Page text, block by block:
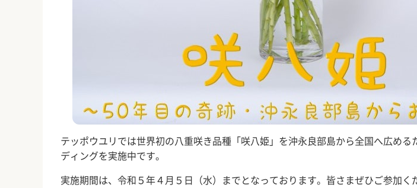
テッポウユリでは世界初の八重咲き品種「咲八姫」を沖永良部島から全国へ広める
ディングを実施中です。
実施期間は、令和５年４月５日（水）までとなっております。皆さまぜひご参加く